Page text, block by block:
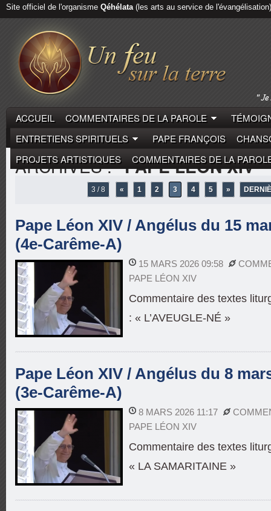
Site officiel de l'organisme Qéhélata(les arts au service de l'évangélisation)
ACCUEIL COMMENTAIRES DE LA PAROLE
ENTRETIENS SPIRITUELS
PAPE FRANÇOIS
PROJETS ARTISTIQUES
COMMENTAIRES DE LA
ARCHIVES :"PAPE LÉON XIV"
3 / 8 « 1 2 3 4 5 »
Pape Léon XIV / Angélus du 15
(4e-Carême-A)
15 MARS 2026 09:58
PAPE LÉON XIV
Commentaire des textes
: « L’AVEUGLE-NÉ »
Pape Léon XIV / Angélus du 8
(3e-Carême-A)
8 MARS 2026 11:17
PAPE LÉON XIV
Commentaire des textes
« LA SAMARITAINE »